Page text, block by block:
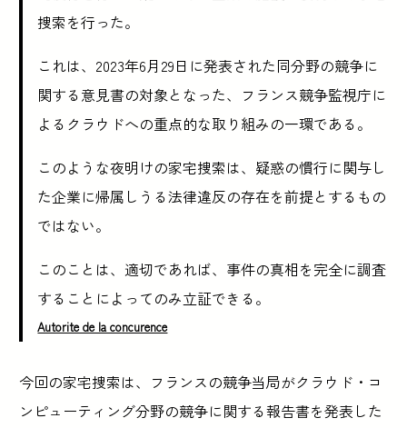
捜索を行った。
これは、2023年6月29日に発表された同分野の競争に
関する意見書の対象となった、フランス競争監視庁に
よるクラウドへの重点的な取り組みの一環である。
このような夜明けの家宅捜索は、疑惑の慣行に関与し
た企業に帰属しうる法律違反の存在を前提とするもの
ではない。
このことは、適切であれば、事件の真相を完全に調査
することによってのみ立証できる。
Autorite de la concurence
今回の家宅捜索は、フランスの競争当局がクラウド・コ
ンピューティング分野の競争に関する報告書を発表した